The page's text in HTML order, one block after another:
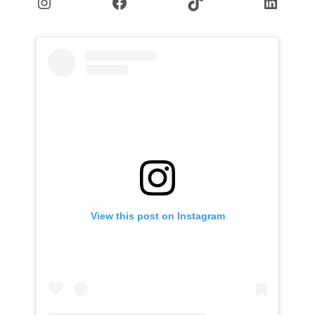
View this post on Instagram